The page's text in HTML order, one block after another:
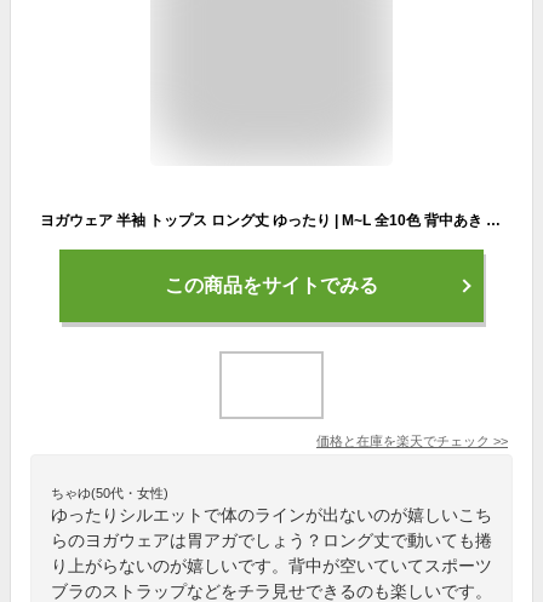
ヨガウェア 半袖 トップス ロング丈 ゆったり | M~L 全10色 背中あき レディース ヨガウエア フィットネス 30代 40代 50代 60代 体型カバー 大きいサイズ 無地 Tシャツ テーシャツ 着丈 長い 吸汗速乾 抗菌 ピラティス シンプル Uネック 大人かわいい おしゃれ きれい 人気
この商品をサイトでみる
価格と在庫を楽天でチェック >>
ちゃゆ(50代・女性)
ゆったりシルエットで体のラインが出ないのが嬉しいこち
らのヨガウェアは胃アガでしょう？ロング丈で動いても捲
り上がらないのが嬉しいです。背中が空いていてスポーツ
ブラのストラップなどをチラ見せできるのも楽しいです。